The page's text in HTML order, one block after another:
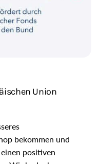
Union
bekommen und
positiven